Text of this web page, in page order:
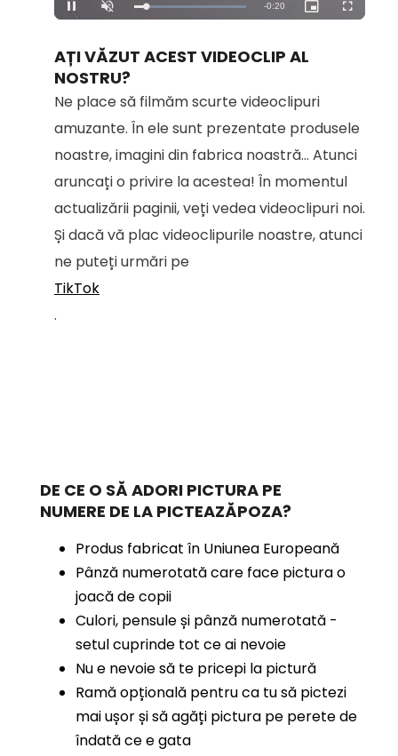
Pause Unmute Loaded:
100.00%
Remaining
-0:19
Picture-
in-
Fullscreen
AȚI VĂZUT ACEST VIDEOCLIP AL
NOSTRU?
Ne place să filmăm scurte videoclipuri
amuzante. În ele sunt prezentate produsele
noastre, imagini din fabrica noastră... Atunci
aruncați o privire la acestea! În momentul
actualizării paginii, veți vedea videoclipuri noi.
Și dacă vă plac videoclipurile noastre, atunci
ne puteți urmări pe
TikTok
.
DE CE O SĂ ADORI PICTURA PE
NUMERE DE LA PICTEAZĂPOZA?
Produs fabricat în Uniunea Europeană
Pânză numerotată care face pictura o
joacă de copii
Culori, pensule și pânză numerotată -
setul cuprinde tot ce ai nevoie
Nu e nevoie să te pricepi la pictură
Ramă opțională pentru ca tu să pictezi
mai ușor și să agăți pictura pe perete de
îndată ce e gata